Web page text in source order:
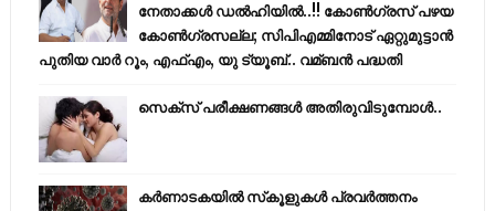
നേതാക്കൾ ഡൽഹിയിൽ..!! കോണ്‍ഗ്രസ് പഴയ
കോണ്‍ഗ്രസല്ല; സിപിഎമ്മിനോട് ഏറ്റുമുട്ടാന്‍
പുതിയ വാര്‍ റൂം, എഫ്‌എം, യു ട്യൂബ്.. വമ്ബന്‍ പദ്ധതി
സെക്സ് പരീക്ഷണങ്ങൾ അതിരുവിടുമ്പോൾ..
കര്‍ണാടകയില്‍ സ്‌കൂളുകള്‍ പ്രവര്‍ത്തനം